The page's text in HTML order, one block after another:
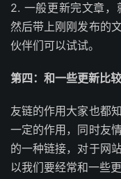
2. 一般更新完文章，
然后带上刚刚发布的
伙伴们可以试试。
第四：和一些更新比
友链的作用大家也都
一定的作用，同时友
的一种链接，对于网
以我们要经常和一些